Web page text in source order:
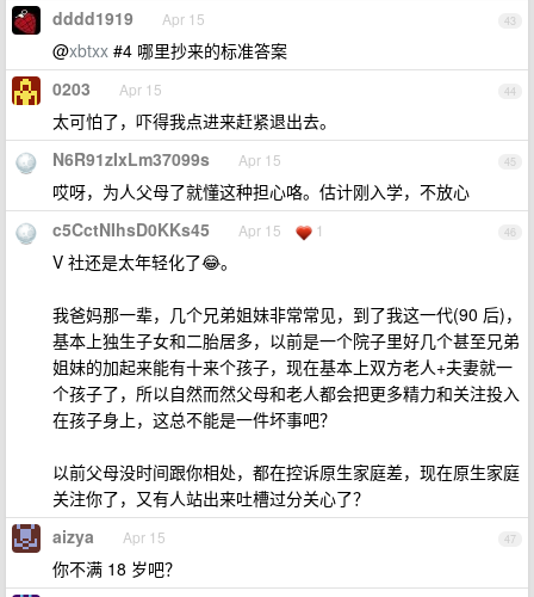
43
dddd1919 Apr 15
@xbtxx #4 哪里抄来的标准答案
44
0203 Apr 15
太可怕了，吓得我点进来赶紧退出去。
45
N6R91zIxLm37099s Apr 15
哎呀，为人父母了就懂这种担心咯。估计刚入学，不放心
46
c5CctNIhsD0KKs45 Apr 15 1
V 社还是太年轻化了😂。
我爸妈那一辈，几个兄弟姐妹非常常见，到了我这一代(90 后)，
基本上独生子女和二胎居多，以前是一个院子里好几个甚至兄弟
姐妹的加起来能有十来个孩子，现在基本上双方老人+夫妻就一
个孩子了，所以自然而然父母和老人都会把更多精力和关注投入
在孩子身上，这总不能是一件坏事吧？
以前父母没时间跟你相处，都在控诉原生家庭差，现在原生家庭
关注你了，又有人站出来吐槽过分关心了？
47
aizya Apr 15
你不满 18 岁吧？